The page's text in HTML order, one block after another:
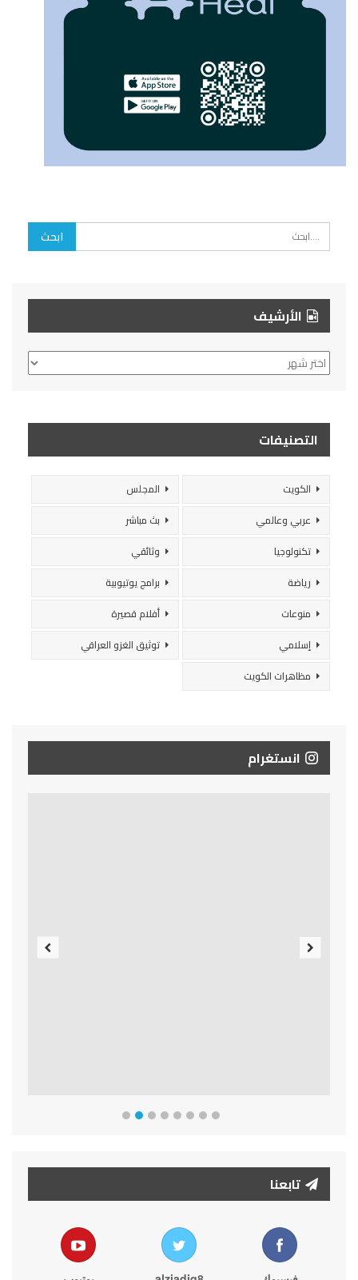
الأرشيف
الأرشيف
التصنيفات
الكويت
المجلس
عربي وعالمي
بث مباشر
تكنولوجيا
وثائقي
رياضة
برامج يوتيوبية
منوعات
أفلام قصيرة
إسلامي
توثيق الغزو العراقي
مظاهرات الكويت
انستغرام
تابعنا